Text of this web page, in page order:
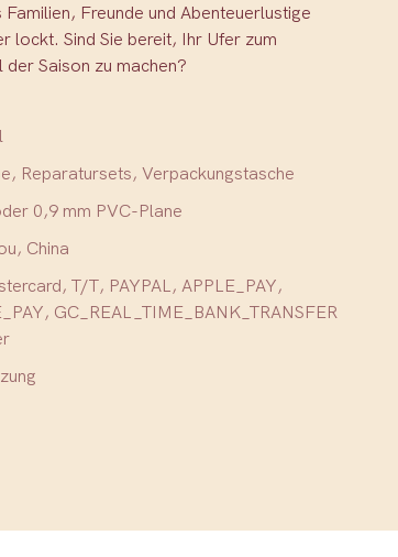
Freunde und Abenteuerlustige
lockt. Sind Sie bereit, Ihr Ufer zum
Saison zu machen?
Reparatursets, Verpackungstasche
0,9 mm PVC-Plane
China
T/T, PAYPAL, APPLE_PAY,
GC_REAL_TIME_BANK_TRANSFER